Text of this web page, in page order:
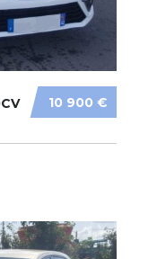
10 900 €